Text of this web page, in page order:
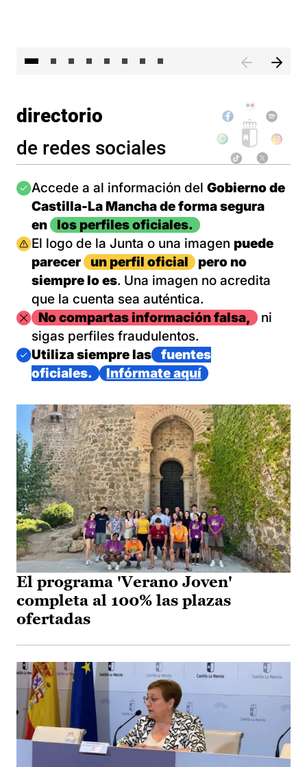
directorio
de redes sociales
Imagen
Accede a al información del Gobierno de
Castilla-La Mancha de forma segura
en
los perfiles oficiales.
Imagen
El logo de la Junta o una imagen puede
parecer
un perfil oficial
pero no
siempre lo es. Una imagen no acredita
que la cuenta sea auténtica.
ImagenNo compartas información falsa,
ni
sigas perfiles fraudulentos.
Imagen
Utiliza siempre las
fuentes
oficiales.
Infórmate aquí
El programa 'Verano Joven'
completa al 100% las plazas
ofertadas